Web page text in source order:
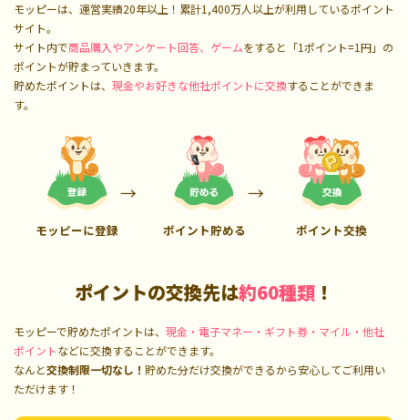
モッピーは、運営実績20年以上！累計1,400万人以上が利用しているポイント
サイト。
サイト内で商品購入やアンケート回答、ゲームをすると「1ポイント=1円」の
ポイントが貯まっていきます。
貯めたポイントは、 現金やお好きな他社ポイントに交換することができま
す。
モッピーに登録 ポイント貯める ポイント交換
ポイントの交換先は約60種類 ！
モッピーで貯めたポイントは、 現金・電子マネー・ギフト券・マイル・他社
ポイントなどに交換することができます。
なんと交換制限一切なし！ 貯めた分だけ交換ができるから安心してご利用い
ただけます！